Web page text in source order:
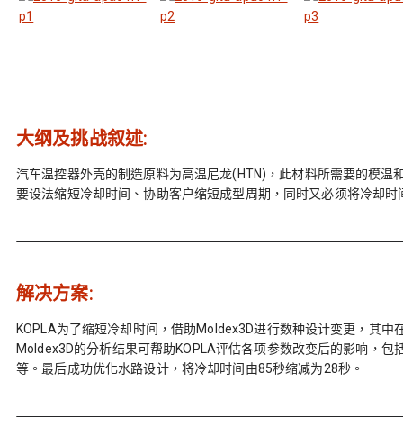
大纲及挑战叙述:
汽车温控器外壳的制造原料为高温尼龙(HTN)，此材料所需要的模
要设法缩短冷却时间、协助客户缩短成型周期，同时又必须将冷却
解决方案:
KOPLA为了缩短冷却时间，借助Moldex3D进行数种设计变更，其
Moldex3D的分析结果可帮助KOPLA评估各项参数改变后的影响，
等。最后成功优化水路设计，将冷却时间由85秒缩减为28秒。